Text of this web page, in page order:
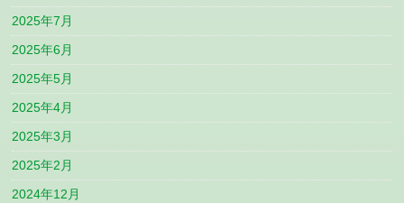
2025年7月
2025年6月
2025年5月
2025年4月
2025年3月
2025年2月
2024年12月